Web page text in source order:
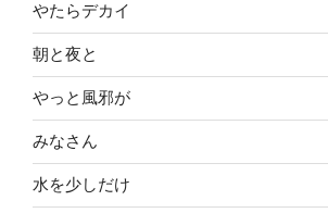
やたらデカイ
朝と夜と
やっと風邪が
みなさん
水を少しだけ